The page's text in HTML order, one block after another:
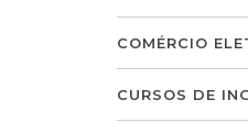
COMÉRCIO
CURSOS DE